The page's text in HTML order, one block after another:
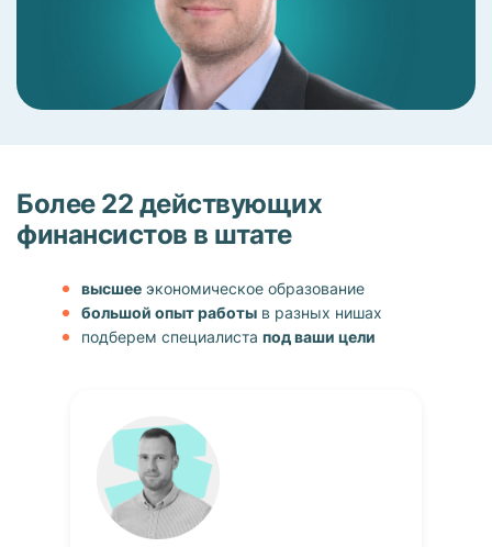
Более 22 действующих
финансистов в штате
высшееэкономическое образование
большой опыт работыв разных нишах
подберем специалиста под ваши цели